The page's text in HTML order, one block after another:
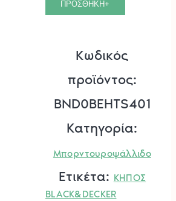
55cm
ποσότητα
ΠΡΟΣΘΗΚΗ+
Κωδικός
προϊόντος:
BND0BEHTS401
Κατηγορία:
Μπορντουροψάλλιδο
Ετικέτα: ΚΗΠΟΣ
BLACK&DECKER